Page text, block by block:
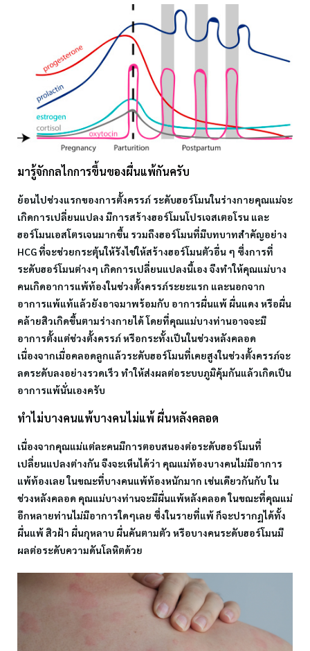
มารู้จักกลไกการขึ้นของผื่นแพ้กันครับ
ย้อนไปช่วงแรกของการตั้งครรภ์ ระดับฮอร์โมนในร่างกายคุณแม่จะ
เกิดการเปลี่ยนแปลง มีการสร้างฮอร์โมนโปรเจสเตอโรน และ
ฮอร์โมนเอสโตรเจนมากขึ้น รวมถึงฮอร์โมนที่มีบทบาทสำคัญอย่าง
HCG ที่จะช่วยกระตุ้นให้รังไข่ให้สร้างฮอร์โมนตัวอื่น ๆ ซึ่งการที่
ระดับฮอร์โมนต่างๆ เกิดการเปลี่ยนแปลงนี้เอง จึงทำให้คุณแม่บาง
คนเกิดอาการแพ้ท้องในช่วงตั้งครรภ์ระยะแรก และนอกจาก
อาการแพ้แท้แล้วยังอาจมาพร้อมกับ อาการผื่นแพ้ ผื่นแดง หรือผื่น
คล้ายสิวเกิดขึ้นตามร่างกายได้ โดยที่คุณแม่บางท่านอาจจะมี
อาการตั้งแต่ช่วงตั้งครรภ์ หรือกระทั้งเป็นในช่วงหลังคลอด
เนื่องจากเมื่อคลอดลูกแล้วระดับฮอร์โมนที่เคยสูงในช่วงตั้งครรภ์จะ
ลดระดับลงอย่างรวดเร็ว ทำให้ส่งผลต่อระบบภูมิคุ้มกันแล้วเกิดเป็น
อาการแพ้นั่นเองครับ
ทำไม่บางคนแพ้บางคนไม่แพ้ ผื่นหลังคลอด
เนื่องจากคุณแม่แต่ละคนมีการตอบสนองต่อระดับฮอร์โมนที่
เปลี่ยนแปลงต่างกัน จึงจะเห็นได้ว่า คุณแม่ท้องบางคนไม่มีอาการ
แพ้ท้องเลย ในขณะที่บางคนแพ้ท้องหนักมาก เช่นเดียวกันกับ ใน
ช่วงหลังคลอด คุณแม่บางท่านจะมีผื่นแพ้หลังคลอด ในขณะที่คุณแม่
อีกหลายท่านไม่มีอาการใดๆเลย ซึ่งในรายที่แพ้ ก็จะปรากฏได้ทั้ง
ผื่นแพ้ สิวฝ้า ผื่นกุหลาบ ผื่นคันตามตัว หรือบางคนระดับฮอร์โมนมี
ผลต่อระดับความดันโลหิตด้วย